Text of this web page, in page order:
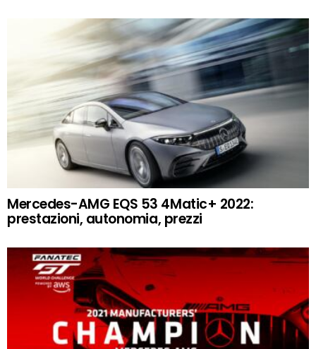
Mercedes-AMG EQS 53 4Matic+ 2022:
prestazioni, autonomia, prezzi